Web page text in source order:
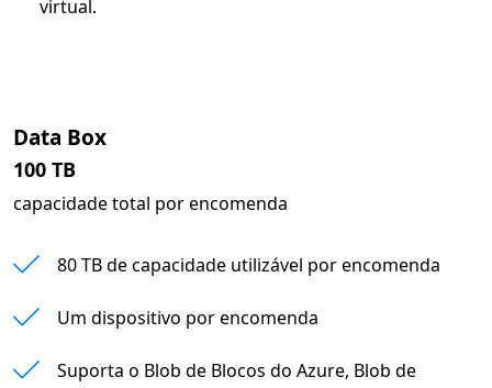
virtual.
Data Box
100 TB
capacidade total por encomenda
80 TB de capacidade utilizável por encomenda
Um dispositivo por encomenda
Suporta o Blob de Blocos do Azure, Blob de